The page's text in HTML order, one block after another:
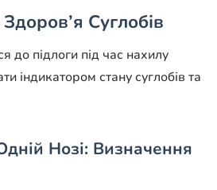
Суглобів
до підлоги під час нахилу
індикатором стану суглобів та
Нозі: Визначення